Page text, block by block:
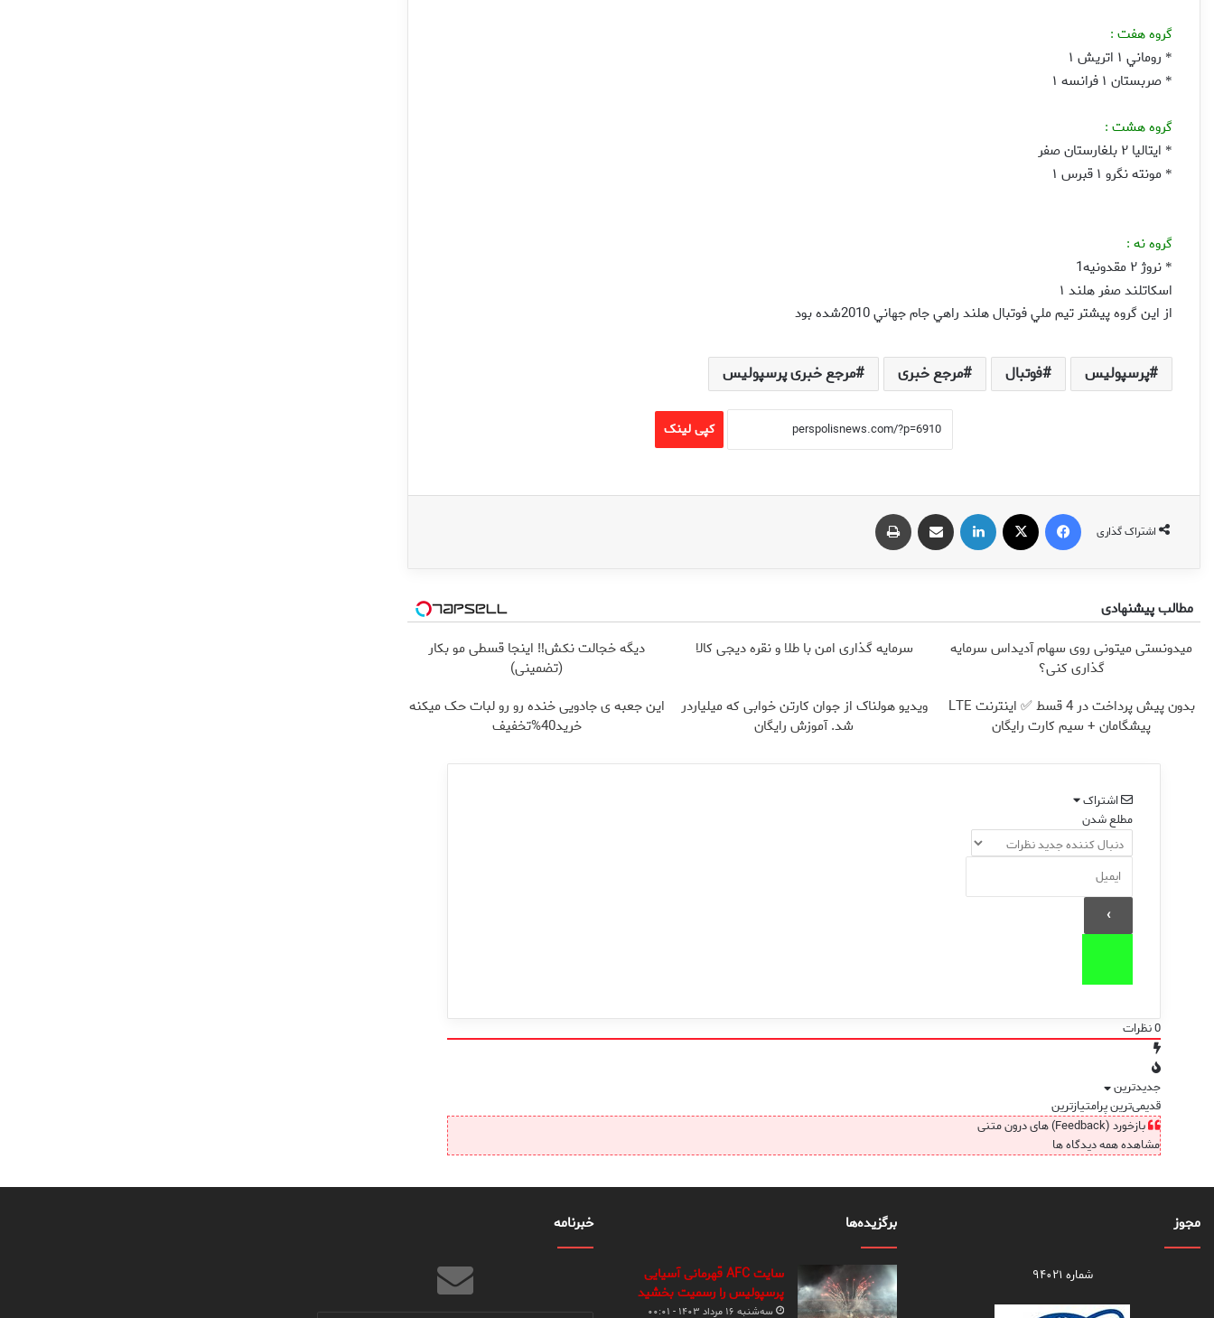
گروه هفت :
* روماني ۱ اتريش ۱
* صربستان ۱ فرانسه ۱
گروه هشت :
* ايتاليا ۲ بلغارستان صفر
* مونته نگرو ۱ قبرس ۱
گروه نه :
* نروژ ۲ مقدونيه1
اسکاتلند صفر هلند ۱
از اين گروه پيشتر تيم ملي فوتبال هلند راهي جام جهاني 2010شده بود
پرسپولیس فوتبال مرجع خبری مرجع خبری پرسپولیس
کپی لینک
اشتراک گذاری
فیس بوک لینکدین اشتراک گذاری از طریق ایمیل
مطالب پیشنهادی
میدونستی میتونی روی سهام آدیداس سرمایه
گذاری کنی؟
سرمایه گذاری امن با طلا و نقره دیجی کالا
دیگه خجالت نکش‼️ اینجا قسطی مو بکار
(تضمینی)
بدون پیش پرداخت در 4 قسط ✅ اینترنت LTE
پیشگامان + سیم کارت رایگان
ویدیو هولناک از جوان کارتن خوابی که میلیاردر
شد. آموزش رایگان
این جعبه ی جادویی خنده رو رو لبات حک میکنه
خرید40%تخفیف
اشتراک
مطلع شدن
0نظرات
جدیدترین
قدیمی‌ترینپرامتیازترین
بازخورد (Feedback) های درون متنی
مشاهده همه دیدگاه ها
مجوز
شماره ۹۴۰۲۱
برگزیده‌ها
سایت AFC قهرمانی آسیایی
پرسپولیس را رسمیت بخشید
سه‌شنبه ۱۶ مرداد ۱۴۰۳ - ۰۰:۰۱
خبرنامه